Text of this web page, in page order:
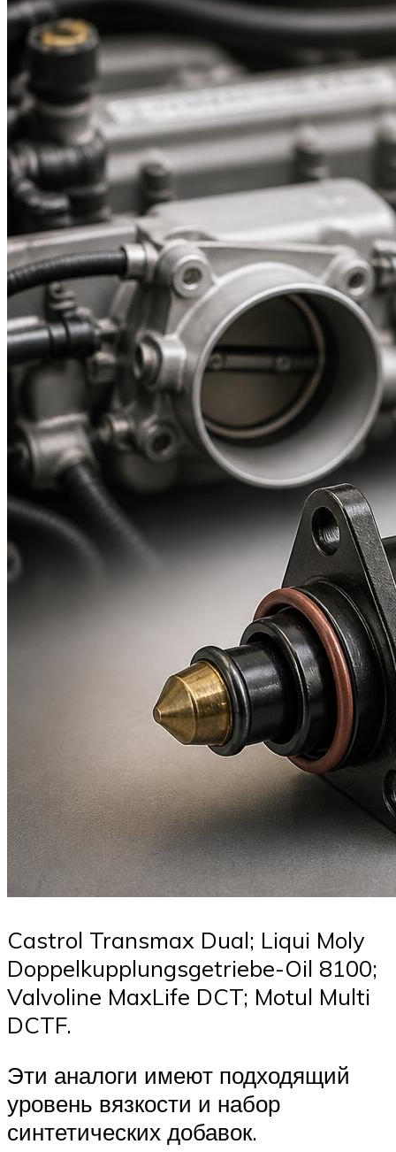
Castrol Transmax Dual; Liqui Moly
Doppelkupplungsgetriebe-Oil 8100;
Valvoline MaxLife DCT; Motul Multi
DCTF.
Эти аналоги имеют подходящий
уровень вязкости и набор
синтетических добавок.